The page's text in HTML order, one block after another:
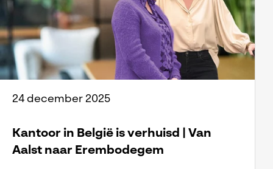
24 december 2025
Kantoor in België is verhuisd | Van
Aalst naar Erembodegem